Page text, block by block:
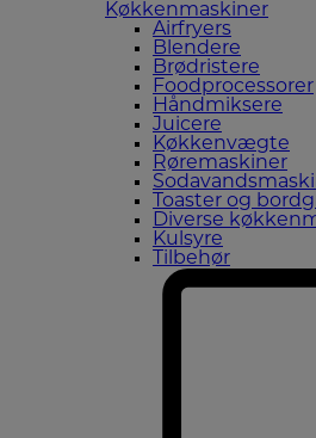
Køkkenmaskiner
Airfryers
Blendere
Brødristere
Foodprocessorer
Håndmiksere
Juicere
Køkkenvægte
Røremaskiner
Toaster og
Diverse
Kulsyre
Tilbehør